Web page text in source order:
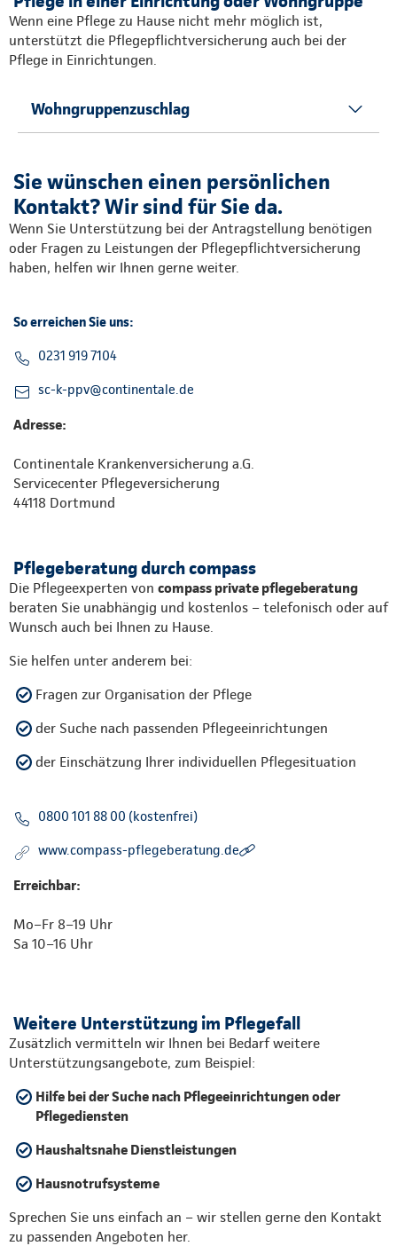
Wenn eine Pflege zu Hause nicht mehr möglich ist,
unterstützt die Pflegepflichtversicherung auch bei der
Pflege in Einrichtungen.
Wohngruppenzuschlag
Sie wünschen einen persönlichen
Kontakt? Wir sind für Sie da.
Wenn Sie Unterstützung bei der Antragstellung benötigen
oder Fragen zu Leistungen der Pflegepflichtversicherung
haben, helfen wir Ihnen gerne weiter.
So erreichen Sie uns:
0231 919 7104
sc-k-ppv@continentale.de
Adresse:
Continentale Krankenversicherung a.G.
Servicecenter Pflegeversicherung
44118 Dortmund
Pflegeberatung durch compass
Die Pflegeexperten von compass private pflegeberatung
beraten Sie unabhängig und kostenlos – telefonisch oder auf
Wunsch auch bei Ihnen zu Hause.
Sie helfen unter anderem bei:
Fragen zur Organisation der Pflege
der Suche nach passenden Pflegeeinrichtungen
der Einschätzung Ihrer individuellen Pflegesituation
0800 101 88 00 (kostenfrei)
www.compass-pflegeberatung.de
Erreichbar:
Mo–Fr 8–19 Uhr
Sa 10–16 Uhr
Weitere Unterstützung im Pflegefall
Zusätzlich vermitteln wir Ihnen bei Bedarf weitere
Unterstützungsangebote, zum Beispiel:
Hilfe bei der Suche nach Pflegeeinrichtungen oder
Pflegediensten
Haushaltsnahe Dienstleistungen
Hausnotrufsysteme
Sprechen Sie uns einfach an – wir stellen gerne den Kontakt
zu passenden Angeboten her.